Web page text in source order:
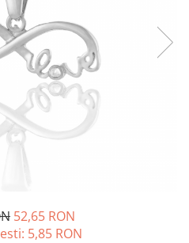
52,65 RON
5,85 RON